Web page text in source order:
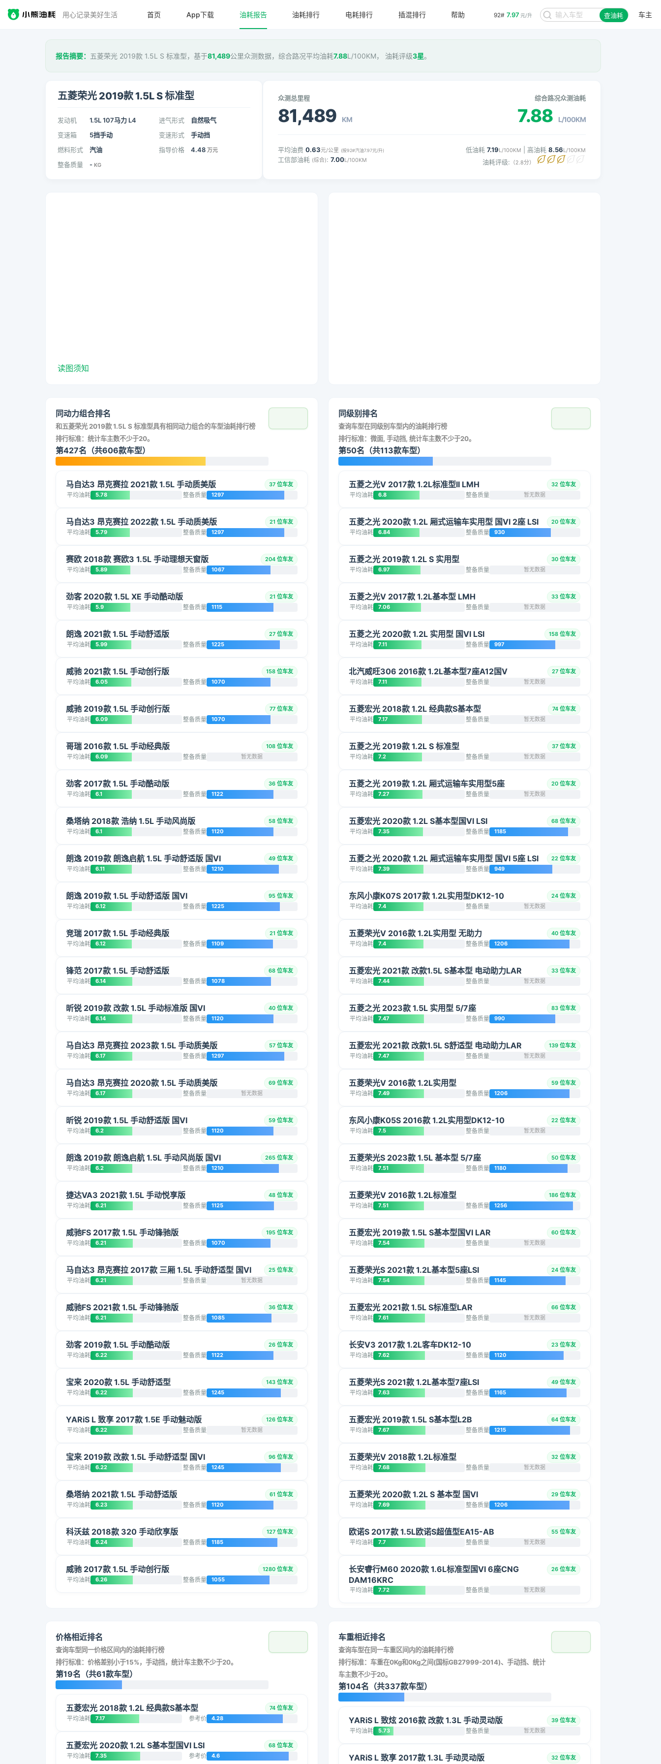
用心记录美好生活 92# 7.97 元/升 查油耗 车主
首页 App下载 油耗报告 油耗排行 电耗排行 插混排行 帮助
报告摘要： 五菱荣光 2019款 1.5L S 标准型，基于81,489公里众测数据，综合路况平均油耗7.88L/100KM， 油耗评级3星。
五菱荣光 2019款 1.5L S 标准型
发动机 1.5L 107马力 L4 进气形式
自然吸气
变速箱
5挡手动 变速形式
手动挡
燃料形式
汽油 指导价格 4.48 万元
整备质量 - KG
众测总里程
81,489 KM
综合路况众测油耗
7.88 L/100KM
平均油费 0.63元/公里 (按92#汽油7.97元/升)
工信部油耗 (综合): 7.00L/100KM
低油耗 7.19L/100KM | 高油耗 8.56L/100KM
油耗评级: （2.8分）
读图须知
同动力组合排名
和五菱荣光 2019款 1.5L S 标准型具有相同动力组合的车型油耗排行榜
排行标准：统计车主数不少于20。
第427名（共606款车型）
马自达3 昂克赛拉 2021款 1.5L 手动质美版 37 位车友
平均油耗 5.78 整备质量 1297
马自达3 昂克赛拉 2022款 1.5L 手动质美版 21 位车友
平均油耗 5.79 整备质量 1297
赛欧 2018款 赛欧3 1.5L 手动理想天窗版 204 位车友
平均油耗 5.89 整备质量 1067
劲客 2020款 1.5L XE 手动酷动版 21 位车友
平均油耗 5.9 整备质量 1115
朗逸 2021款 1.5L 手动舒适版 27 位车友
平均油耗 5.99 整备质量 1225
威驰 2021款 1.5L 手动创行版 158 位车友
平均油耗 6.05 整备质量 1070
威驰 2019款 1.5L 手动创行版 77 位车友
平均油耗 6.09 整备质量 1070
哥瑞 2016款 1.5L 手动经典版 108 位车友
平均油耗 6.09 整备质量 暂无数据
劲客 2017款 1.5L 手动酷动版 36 位车友
平均油耗 6.1 整备质量 1122
桑塔纳 2018款 浩纳 1.5L 手动风尚版 58 位车友
平均油耗 6.1 整备质量 1120
朗逸 2019款 朗逸启航 1.5L 手动舒适版 国VI 49 位车友
平均油耗 6.11 整备质量 1210
朗逸 2019款 1.5L 手动舒适版 国VI 95 位车友
平均油耗 6.12 整备质量 1225
竞瑞 2017款 1.5L 手动经典版 21 位车友
平均油耗 6.12 整备质量 1109
锋范 2017款 1.5L 手动舒适版 68 位车友
平均油耗 6.14 整备质量 1078
昕锐 2019款 改款 1.5L 手动标准版 国VI 40 位车友
平均油耗 6.14 整备质量 1120
马自达3 昂克赛拉 2023款 1.5L 手动质美版 57 位车友
平均油耗 6.17 整备质量 1297
马自达3 昂克赛拉 2020款 1.5L 手动质美版 69 位车友
平均油耗 6.17 整备质量 暂无数据
昕锐 2019款 1.5L 手动舒适版 国VI 59 位车友
平均油耗 6.2 整备质量 1120
朗逸 2019款 朗逸启航 1.5L 手动风尚版 国VI 265 位车友
平均油耗 6.2 整备质量 1210
捷达VA3 2021款 1.5L 手动悦享版 48 位车友
平均油耗 6.21 整备质量 1125
威驰FS 2017款 1.5L 手动锋驰版 195 位车友
平均油耗 6.21 整备质量 1070
马自达3 昂克赛拉 2017款 三厢 1.5L 手动舒适型 国VI 25 位车友
平均油耗 6.21 整备质量 暂无数据
威驰FS 2021款 1.5L 手动锋驰版 36 位车友
平均油耗 6.21 整备质量 1085
劲客 2019款 1.5L 手动酷动版 26 位车友
平均油耗 6.22 整备质量 1122
宝来 2020款 1.5L 手动舒适型 143 位车友
平均油耗 6.22 整备质量 1245
YARiS L 致享 2017款 1.5E 手动魅动版 126 位车友
平均油耗 6.22 整备质量 暂无数据
宝来 2019款 改款 1.5L 手动舒适型 国VI 96 位车友
平均油耗 6.22 整备质量 1245
桑塔纳 2021款 1.5L 手动舒适版 61 位车友
平均油耗 6.23 整备质量 1120
科沃兹 2018款 320 手动欣享版 127 位车友
平均油耗 6.24 整备质量 1185
威驰 2017款 1.5L 手动创行版 1280 位车友
平均油耗 6.26 整备质量 1055
同级别排名
查询车型在同级别车型内的油耗排行榜
排行标准：微面, 手动挡, 统计车主数不少于20。
第50名（共113款车型）
五菱之光V 2017款 1.2L标准型II LMH 32 位车友
平均油耗 6.8 整备质量 暂无数据
五菱之光 2020款 1.2L 厢式运输车实用型 国VI 2座 LSI 20 位车友
平均油耗 6.84 整备质量 930
五菱之光 2019款 1.2L S 实用型 30 位车友
平均油耗 6.97 整备质量 暂无数据
五菱之光V 2017款 1.2L基本型 LMH 33 位车友
平均油耗 7.06 整备质量 暂无数据
五菱之光 2020款 1.2L 实用型 国VI LSI 158 位车友
平均油耗 7.11 整备质量 997
北汽威旺306 2016款 1.2L基本型7座A12国V 27 位车友
平均油耗 7.11 整备质量 暂无数据
五菱宏光 2018款 1.2L 经典款S基本型 74 位车友
平均油耗 7.17 整备质量 暂无数据
五菱之光 2019款 1.2L S 标准型 37 位车友
平均油耗 7.2 整备质量 暂无数据
五菱之光 2019款 1.2L 厢式运输车实用型5座 20 位车友
平均油耗 7.27 整备质量 暂无数据
五菱宏光 2020款 1.2L S基本型国VI LSI 68 位车友
平均油耗 7.35 整备质量 1185
五菱之光 2020款 1.2L 厢式运输车实用型 国VI 5座 LSI 22 位车友
平均油耗 7.39 整备质量 949
东风小康K07S 2017款 1.2L实用型DK12-10 24 位车友
平均油耗 7.4 整备质量 暂无数据
五菱荣光V 2016款 1.2L实用型 无助力 40 位车友
平均油耗 7.4 整备质量 1206
五菱宏光 2021款 改款1.5L S基本型 电动助力LAR 33 位车友
平均油耗 7.44 整备质量 暂无数据
五菱之光 2023款 1.5L 实用型 5/7座 83 位车友
平均油耗 7.47 整备质量 990
五菱宏光 2021款 改款1.5L S舒适型 电动助力LAR 139 位车友
平均油耗 7.47 整备质量 暂无数据
五菱荣光V 2016款 1.2L实用型 59 位车友
平均油耗 7.49 整备质量 1206
东风小康K05S 2016款 1.2L实用型DK12-10 22 位车友
平均油耗 7.5 整备质量 暂无数据
五菱荣光S 2023款 1.5L 基本型 5/7座 50 位车友
平均油耗 7.51 整备质量 1180
五菱荣光V 2016款 1.2L标准型 186 位车友
平均油耗 7.51 整备质量 1256
五菱宏光 2019款 1.5L S基本型国VI LAR 60 位车友
平均油耗 7.54 整备质量 暂无数据
五菱荣光S 2021款 1.2L基本型5座LSI 24 位车友
平均油耗 7.54 整备质量 1145
五菱宏光 2021款 1.5L S标准型LAR 66 位车友
平均油耗 7.61 整备质量 暂无数据
长安V3 2017款 1.2L客车DK12-10 23 位车友
平均油耗 7.62 整备质量 1120
五菱荣光S 2021款 1.2L基本型7座LSI 49 位车友
平均油耗 7.63 整备质量 1165
五菱宏光 2019款 1.5L S基本型L2B 64 位车友
平均油耗 7.67 整备质量 1215
五菱荣光V 2018款 1.2L标准型 32 位车友
平均油耗 7.68 整备质量 暂无数据
五菱荣光 2020款 1.2L S 基本型 国VI 29 位车友
平均油耗 7.69 整备质量 1206
欧诺S 2017款 1.5L欧诺S超值型EA15-AB 55 位车友
平均油耗 7.7 整备质量 暂无数据
长安睿行M60 2020款 1.6L标准型国VI 6座CNG
DAM16KRC
26 位车友
平均油耗 7.72 整备质量 暂无数据
价格相近排名
查询车型同一价格区间内的油耗排行榜
排行标准：价格差别小于15%，手动挡，统计车主数不少于20。
第19名（共61款车型）
五菱宏光 2018款 1.2L 经典款S基本型 74 位车友
平均油耗 7.17 参考价 4.28
五菱宏光 2020款 1.2L S基本型国VI LSI 68 位车友
平均油耗 7.35 参考价 4.6
车重相近排名
查询车型在同一车重区间内的油耗排行榜
排行标准：车重在0Kg和0Kg之间(国标GB27999-2014)、手动挡、统计
车主数不少于20。
第104名（共337款车型）
YARiS L 致炫 2016款 改款 1.3L 手动灵动版 39 位车友
平均油耗 5.73 整备质量 暂无数据
YARiS L 致享 2017款 1.3L 手动灵动版 32 位车友